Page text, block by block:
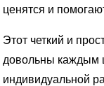
ценятся и
Этот четкий и
довольны каждым
индивидуальной